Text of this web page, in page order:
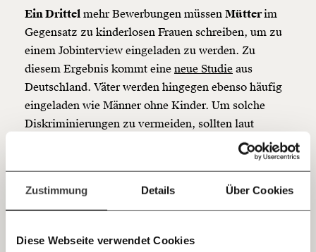
Zustimmung Details Über Cookies
Diese Webseite verwendet Cookies
funktioniert. Unsere Recherchen sind für alle frei im
Netz. Unabhängig und werbefrei. Und das wird auch
so bleiben. Kämpf’ mit uns für den Fortschritt und
unterstütze uns mit Deinem Mitgliedsbeitrag.
Du überweist lieber direkt?
Hier unsere IBAN: AT34 4300 0498 0007 6017
Kontoinhaber: Momentum Institut - Verein für
sozialen Fortschritt
Jetzt
einfach
teilen.
Ein Drittel mehr Bewerbungen müssen Mütterim
Gegensatz zu kinderlosen Frauen schreiben, um zu
einem Jobinterview eingeladen zu werden. Zu
diesem Ergebnis kommt eine neue Studie aus
Deutschland. Väter werden hingegen ebenso häufig
eingeladen wie Männer ohne Kinder. Um solche
Diskriminierungen zu vermeiden, sollten laut
Elternschaft, Ehestand oder Religionszugehörigkeit
#3 Lesetipp
Die ÖsterreicherInnen finden ihr Land grundsätzlich